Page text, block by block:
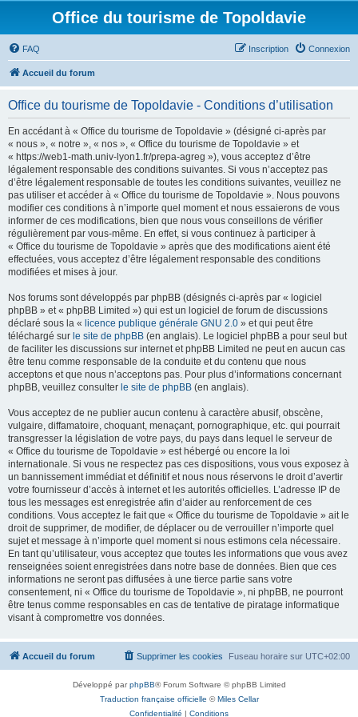
Office du tourisme de Topoldavie
FAQ Connexion
Inscription
Accueil du forum
Office du tourisme de Topoldavie - Conditions d’utilisation
En accédant à « Office du tourisme de Topoldavie » (désigné ci-après par
« nous », « notre », « nos », « Office du tourisme de Topoldavie » et
« https://web1-math.univ-lyon1.fr/prepa-agreg »), vous acceptez d’être
légalement responsable des conditions suivantes. Si vous n’acceptez pas
d’être légalement responsable de toutes les conditions suivantes, veuillez ne
pas utiliser et accéder à « Office du tourisme de Topoldavie ». Nous pouvons
modifier ces conditions à n’importe quel moment et nous essaierons de vous
informer de ces modifications, bien que nous vous conseillons de vérifier
régulièrement par vous-même. En effet, si vous continuez à participer à
« Office du tourisme de Topoldavie » après que des modifications aient été
effectuées, vous acceptez d’être légalement responsable des conditions
modifiées et mises à jour.
Nos forums sont développés par phpBB (désignés ci-après par « logiciel
phpBB » et « phpBB Limited ») qui est un logiciel de forum de discussions
déclaré sous la « licence publique générale GNU 2.0 » et qui peut être
téléchargé sur le site de phpBB (en anglais). Le logiciel phpBB a pour seul but
de faciliter les discussions sur internet et phpBB Limited ne peut en aucun cas
être tenu comme responsable de la conduite et du contenu que nous
acceptons et que nous n’acceptons pas. Pour plus d’informations concernant
phpBB, veuillez consulter le site de phpBB (en anglais).
Vous acceptez de ne publier aucun contenu à caractère abusif, obscène,
vulgaire, diffamatoire, choquant, menaçant, pornographique, etc. qui pourrait
transgresser la législation de votre pays, du pays dans lequel le serveur de
« Office du tourisme de Topoldavie » est hébergé ou encore la loi
internationale. Si vous ne respectez pas ces dispositions, vous vous exposez à
un bannissement immédiat et définitif et nous nous réservons le droit d’avertir
votre fournisseur d’accès à internet et les autorités officielles. L’adresse IP de
tous les messages est enregistrée afin d’aider au renforcement de ces
conditions. Vous acceptez le fait que « Office du tourisme de Topoldavie » ait le
droit de supprimer, de modifier, de déplacer ou de verrouiller n’importe quel
sujet et message à n’importe quel moment si nous estimons cela nécessaire.
En tant qu’utilisateur, vous acceptez que toutes les informations que vous avez
renseignées soient enregistrées dans notre base de données. Bien que ces
informations ne seront pas diffusées à une tierce partie sans votre
consentement, ni « Office du tourisme de Topoldavie », ni phpBB, ne pourront
être tenus comme responsables en cas de tentative de piratage informatique
visant à compromettre vos données.
Accueil du forum Fuseau horaire sur UTC+02:00
Supprimer les cookies
Développé parphpBB® Forum Software © phpBB Limited
Traduction française officielle ©Miles Cellar
Confidentialité | Conditions